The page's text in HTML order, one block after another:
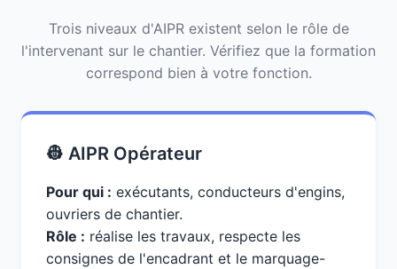
Trois niveaux d'AIPR existent selon le rôle de
l'intervenant sur le chantier. Vérifiez que la formation
correspond bien à votre fonction.
👷 AIPR Opérateur
Pour qui : exécutants, conducteurs d'engins,
ouvriers de chantier.
Rôle : réalise les travaux, respecte les
consignes de l'encadrant et le marquage-